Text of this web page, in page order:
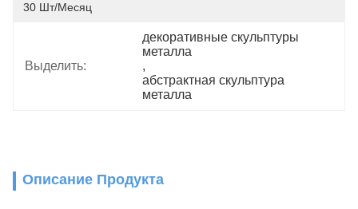
30 Шт/месяц
Выделить:
декоративные скульптуры
металла
,
абстрактная скульптура
металла
Описание Продукта